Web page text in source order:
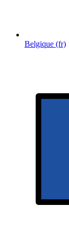
Belgique (fr)